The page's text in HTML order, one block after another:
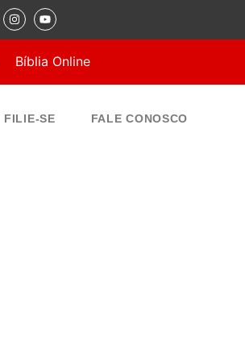
Bíblia Online
FILIE-SE FALE CONOSCO